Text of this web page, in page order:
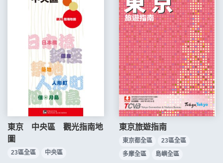
東京 中央區 觀光指南地
圖
23區全區 中央區
東京旅遊指南
東京都全區
23區全區
多摩全區
島嶼全區